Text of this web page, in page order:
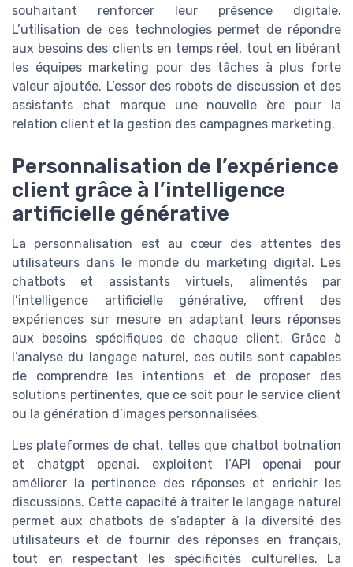
souhaitant renforcer leur présence digitale.
L’utilisation de ces technologies permet de répondre
aux besoins des clients en temps réel, tout en libérant
les équipes marketing pour des tâches à plus forte
valeur ajoutée. L’essor des robots de discussion et des
assistants chat marque une nouvelle ère pour la
relation client et la gestion des campagnes marketing.
Personnalisation de l’expérience
client grâce à l’intelligence
artificielle générative
La personnalisation est au cœur des attentes des
utilisateurs dans le monde du marketing digital. Les
chatbots et assistants virtuels, alimentés par
l’intelligence artificielle générative, offrent des
expériences sur mesure en adaptant leurs réponses
aux besoins spécifiques de chaque client. Grâce à
l’analyse du langage naturel, ces outils sont capables
de comprendre les intentions et de proposer des
solutions pertinentes, que ce soit pour le service client
ou la génération d’images personnalisées.
Les plateformes de chat, telles que chatbot botnation
et chatgpt openai, exploitent l’API openai pour
améliorer la pertinence des réponses et enrichir les
discussions. Cette capacité à traiter le langage naturel
permet aux chatbots de s’adapter à la diversité des
utilisateurs et de fournir des réponses en français,
tout en respectant les spécificités culturelles. La